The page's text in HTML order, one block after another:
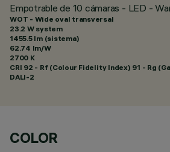
Empotrable de 10 cámaras - LED -
WOT - Wide oval transversal
23.2 W system
1455.5 lm (sistema)
62.74 lm/W
2700 K
CRI 92 - Rf (Colour Fidelity Index) 91 - Rg
DALI-2
COLOR